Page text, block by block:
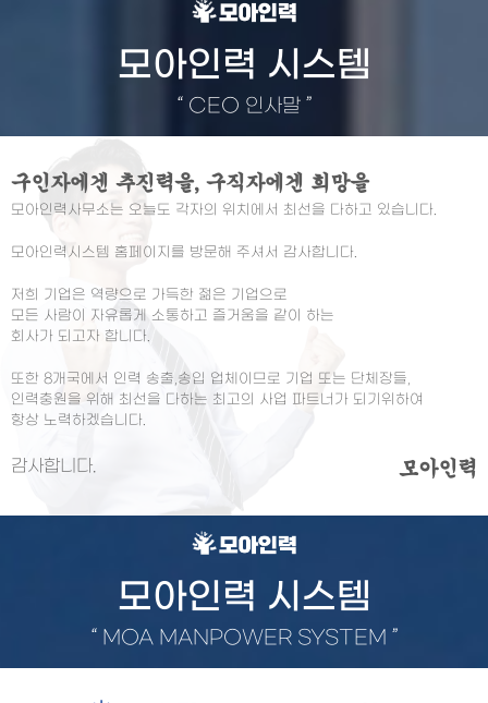
010.8095.8423
모아인력 시스템
“ CEO 인사말”
구인자에겐 추진력을, 구직자에겐 희망을
모아인력사무소는 오늘도 각자의 위치에서 최선을 다하고 있습니다.
모아인력시스템 홈페이지를 방문해 주셔서 감사합니다.
저희 기업은 역량으로 가득한 젊은 기업으로
모든 사람이 자유롭게 소통하고 즐거움을 같이 하는
회사가 되고자 합니다.
또한 8개국에서 인력 송출,송입 업체이므로 기업 또는 단체장들,
인력충원을 위해 최선을 다하는 최고의 사업 파트너가 되기위하여
항상 노력하겠습니다.
감사합니다. 모아인력
모아인력 시스템
“ MOA MANPOWER SYSTEM ”